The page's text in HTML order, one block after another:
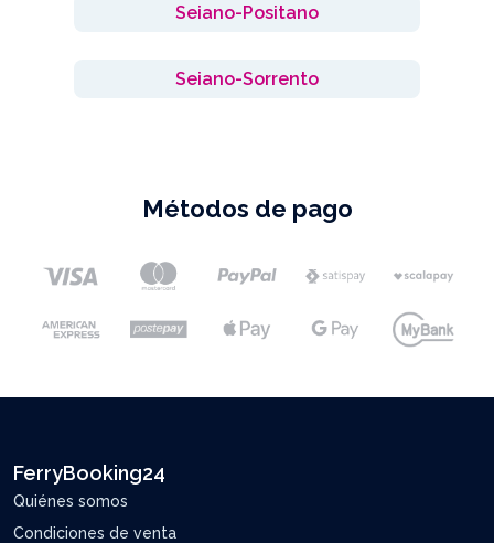
Seiano-Positano
Seiano-Sorrento
Métodos de pago
FerryBooking24
Quiénes somos
Condiciones de venta